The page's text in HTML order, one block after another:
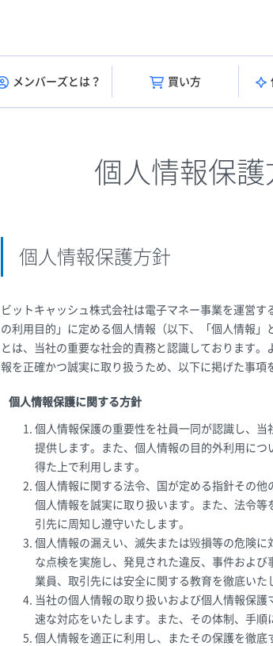
メンバーズとは？ 買い方
個人情報保
個人情報保護方針
ビットキャッシュ株式会社は電子マネー事業を運営
の利用目的」に定める個人情報（以下、「個人情報
とは、当社の重要な社会的責務と認識しております
報を正確かつ誠実に取り扱うため、以下に掲げた事項
個人情報保護に関する方針
個人情報保護の重要性を社員一同が認識し、
提供します。また、個人情報の目的外利用に
得た上で利用します。
個人情報に関する法令、国が定める指針その他
個人情報を誠実に取り扱います。また、法令
引先に周知し遵守いたします。
個人情報の漏えい、滅失または毀損等の危険
な点検を実施し、発見された違反、事件およ
業員、取引先には安全に関する教育を徹底いた
当社の個人情報の取り扱いおよび個人情報保
速な対応をいたします。また、その体制、手順
個人情報を適正に利用し、またその保護を徹